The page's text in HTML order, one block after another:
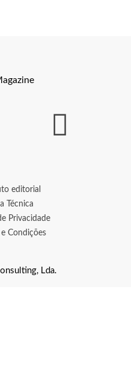
editorial
Técnica
Privacidade
e Condições
Lda.